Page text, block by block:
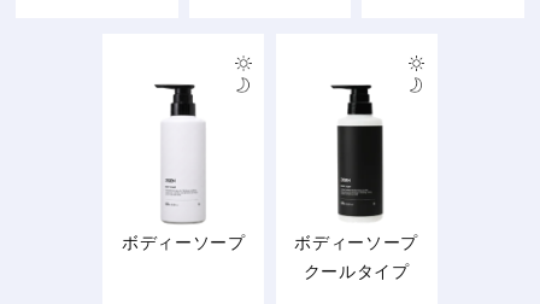
ボディーソープ
ボディーソープ
クールタイプ